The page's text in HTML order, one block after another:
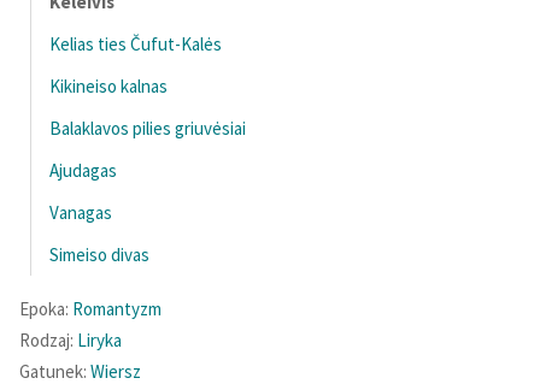
Kolekcje edukacyjne
do domeny publicznej,
lektur szkolnych oraz
Odkurzamy bohaterów
Szkoła Poezji Wolnych
Lektur
Kelias ties Čufut-Kalės
Kikineiso kalnas
Balaklavos pilies griuvėsiai
Ajudagas
Vanagas
Simeiso divas
Epoka: Romantyzm
Rodzaj: Liryka
Gatunek: Wiersz